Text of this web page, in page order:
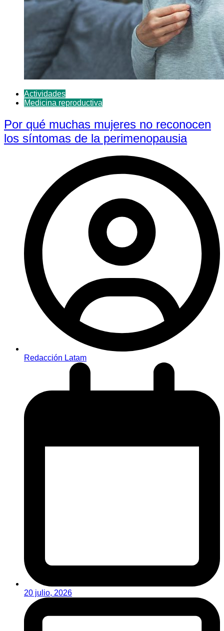
Actividades
Medicina reproductiva
Por qué muchas mujeres no reconocen
los síntomas de la perimenopausia
Redacción Latam
20 julio, 2026